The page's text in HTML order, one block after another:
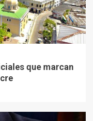
que marcan